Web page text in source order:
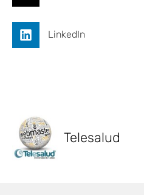
LinkedIn
Telesalud